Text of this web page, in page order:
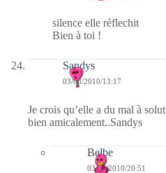
silence elle réflechit
Bien à toi !
Sandys
03/03/2010/13:17
Je crois qu’elle a du mal à
bien amicalement..Sandys
Belbe
03/03/2010/20:51